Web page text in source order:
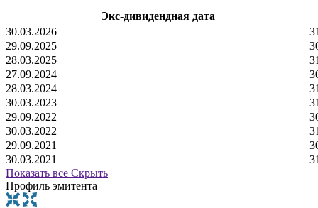
Экс-дивидендная дата
30.03.2026
29.09.2025
28.03.2025
27.09.2024
28.03.2024
30.03.2023
29.09.2022
30.03.2022
29.09.2021
30.03.2021
Показать все Скрыть
Профиль эмитента